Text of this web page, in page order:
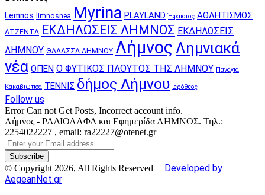
Lemnos limnosnea Myrina PLAYLAND Ήφαιστος ΑΘΛΗΤΙΣΜΟΣ
ΑΤΖΕΝΤΑ ΕΚΔΗΛΩΣΕΙΣ ΛΗΜΝΟΣ ΕΚΔΗΛΩΣΕΙΣ
ΛΗΜΝΟΥ ΘΑΛΑΣΣΑ ΛΗΜΝΟΥ Λήμνος Λημνιακά
νέα ΟΠΕΝ Ο ΦΥΤΙΚΟΣ ΠΛΟΥΤΟΣ ΤΗΣ ΛΗΜΝΟΥ Παναγια
Κακαβιώτισα ΤΕΝΝΙΣ δήμος Λήμνου ιερόθεος
Follow us
Error Can not Get Posts, Incorrect account info.
Λήμνος - ΡΑΔΙΟΑΛΦΑ και Εφημερίδα ΛΗΜΝΟΣ. Τηλ.:
2254022227 , email: ra22227@otenet.gr
Enter
your
Email
address
© Copyright 2026, All Rights Reserved | Developed by
AegeanNet.gr